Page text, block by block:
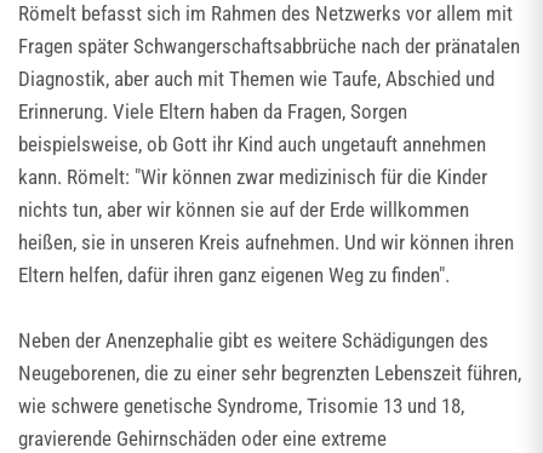
Römelt befasst sich im Rahmen des Netzwerks vor allem mit
Fragen später Schwangerschaftsabbrüche nach der pränatalen
Diagnostik, aber auch mit Themen wie Taufe, Abschied und
Erinnerung. Viele Eltern haben da Fragen, Sorgen
beispielsweise, ob Gott ihr Kind auch ungetauft annehmen
kann. Römelt: "Wir können zwar medizinisch für die Kinder
nichts tun, aber wir können sie auf der Erde willkommen
heißen, sie in unseren Kreis aufnehmen. Und wir können ihren
Eltern helfen, dafür ihren ganz eigenen Weg zu finden".
Neben der Anenzephalie gibt es weitere Schädigungen des
Neugeborenen, die zu einer sehr begrenzten Lebenszeit führen,
wie schwere genetische Syndrome, Trisomie 13 und 18,
gravierende Gehirnschäden oder eine extreme